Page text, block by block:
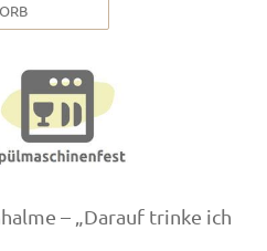
– „Darauf trinke ich